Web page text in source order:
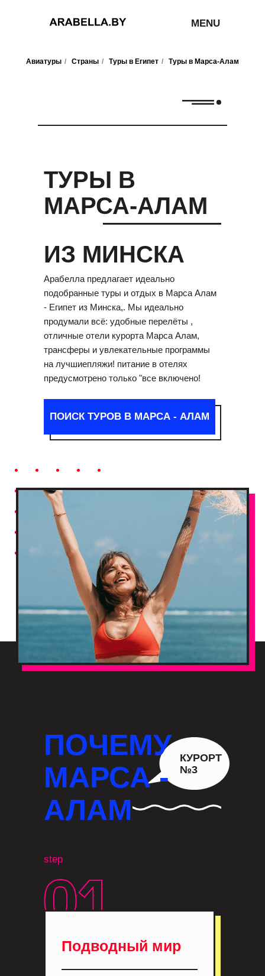
MENU
Авиатуры / Страны / Туры в Египет / Туры в Марса-Алам
ТУРЫ В
МАРСА-АЛАМ
ИЗ МИНСКА
Арабелла предлагает идеально
подобранные туры и отдых в Марса Алам
- Египет из Минска,. Мы идеально
продумали всё: удобные перелёты ,
отличные отели курорта Марса Алам,
трансферы и увлекательные программы
на лучшиепляжи! питание в отелях
предусмотрено только "все включено!
ПОИСК ТУРОВ В МАРСА - АЛАМ
ПОЧЕМУ
МАРСА -
АЛАМ
КУРОРТ
№3
Подводный мир
step